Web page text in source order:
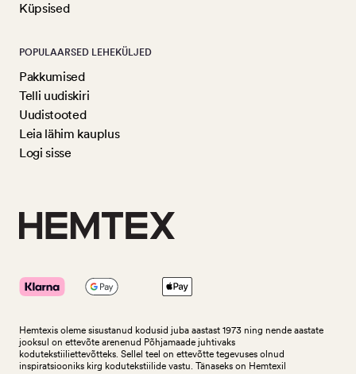
Küpsised
POPULAARSED LEHEKÜLJED
Pakkumised
Telli uudiskiri
Uudistooted
Leia lähim kauplus
Logi sisse
Hemtexis oleme sisustanud kodusid juba aastast 1973 ning nende aastate
jooksul on ettevõte arenenud Põhjamaade juhtivaks
kodutekstiiliettevõtteks. Sellel teel on ettevõtte tegevuses olnud
inspiratsiooniks kirg kodutekstiilide vastu. Tänaseks on Hemtexil